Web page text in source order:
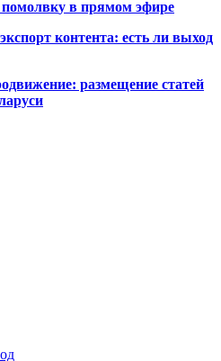
у в прямом эфире
контента: есть ли выход
размещение статей